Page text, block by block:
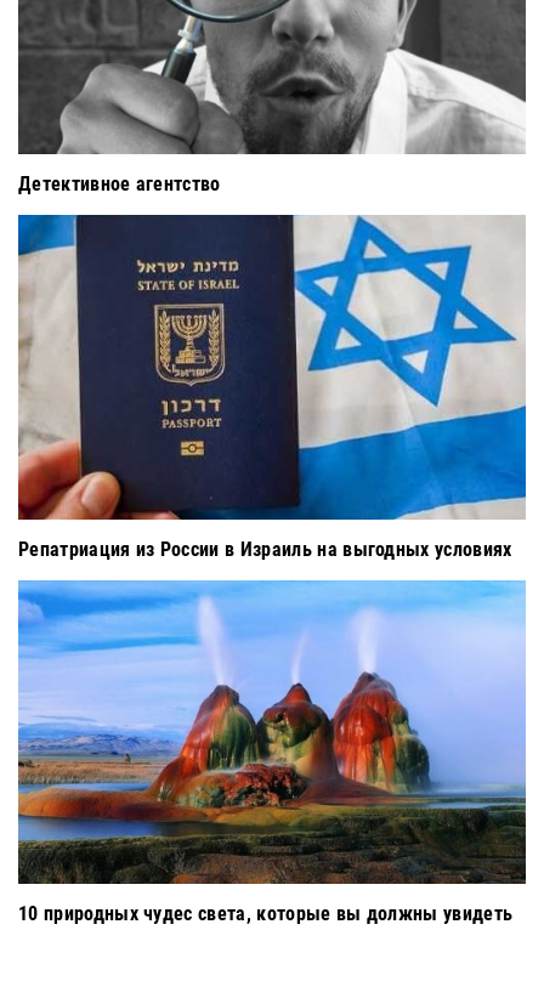
Детективное агентство
Репатриация из России в Израиль на выгодных условиях
10 природных чудес света, которые вы должны увидеть